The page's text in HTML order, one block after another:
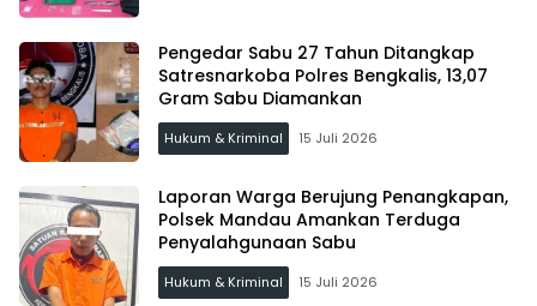
Pengedar Sabu 27 Tahun Ditangkap
Satresnarkoba Polres Bengkalis, 13,07
Gram Sabu Diamankan
Hukum & Kriminal 15 Juli 2026
Laporan Warga Berujung Penangkapan,
Polsek Mandau Amankan Terduga
Penyalahgunaan Sabu
Hukum & Kriminal 15 Juli 2026